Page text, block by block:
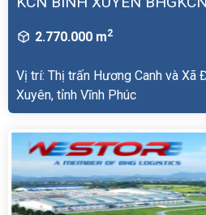
2.770.000 m2
Vị trí: Thị trấn Hương Canh và Xã
Xuyên, tỉnh Vĩnh Phúc